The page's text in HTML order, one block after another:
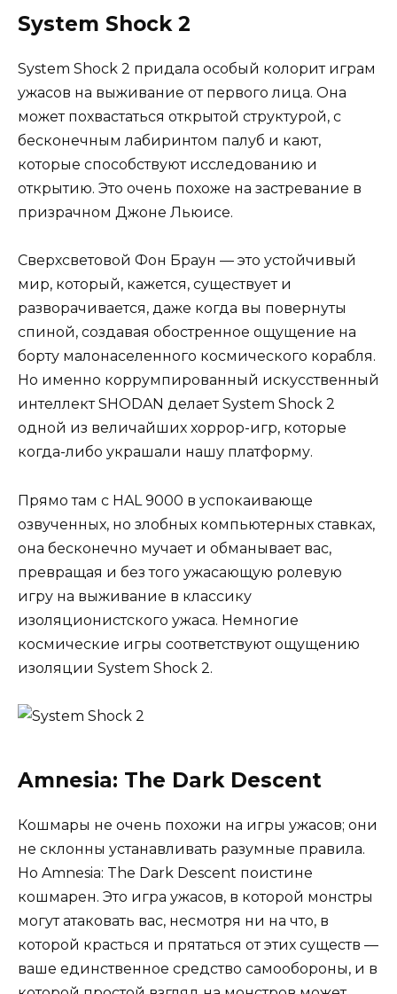
System Shock 2
System Shock 2 придала особый колорит играм
ужасов на выживание от первого лица. Она
может похвастаться открытой структурой, с
бесконечным лабиринтом палуб и кают,
которые способствуют исследованию и
открытию. Это очень похоже на застревание в
призрачном Джоне Льюисе.
Сверхсветовой Фон Браун — это устойчивый
мир, который, кажется, существует и
разворачивается, даже когда вы повернуты
спиной, создавая обостренное ощущение на
борту малонаселенного космического корабля.
Но именно коррумпированный искусственный
интеллект SHODAN делает System Shock 2
одной из величайших хоррор-игр, которые
когда-либо украшали нашу платформу.
Прямо там с HAL 9000 в успокаивающе
озвученных, но злобных компьютерных ставках,
она бесконечно мучает и обманывает вас,
превращая и без того ужасающую ролевую
игру на выживание в классику
изоляционистского ужаса. Немногие
космические игры соответствуют ощущению
изоляции System Shock 2.
Amnesia: The Dark Descent
Кошмары не очень похожи на игры ужасов; они
не склонны устанавливать разумные правила.
Но Amnesia: The Dark Descent поистине
кошмарен. Это игра ужасов, в которой монстры
могут атаковать вас, несмотря ни на что, в
которой красться и прятаться от этих существ —
ваше единственное средство самообороны, и в